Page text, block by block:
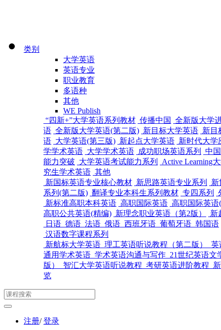
类别
大学英语
英语专业
职业教育
多语种
其他
WE Publish
“四新+”大学英语系列教材 传播中国 全新版大学
语 全新版大学英语(第二版) 新目标大学英语 新目
语 大学英语(第三版) 新起点大学英语 新时代大学
学学术英语 大学学术英语 成功职场英语系列
中
能力突破 大学英语考试能力系列
Active Learning
究生学术英语 其他
新国标英语专业核心教材 新思路英语专业系列
新
系列(第二版) 翻译专业本科生系列教材 专四系列
新标准高职本科英语 高职国际英语 高职国际英语
高职公共英语(精编) 新理念职业英语（第2版）
新
日语 德语 法语 俄语 西班牙语 葡萄牙语 韩国语
汉语数字课程系列
新航标大学英语 理工英语听说教程（第二版）
英
通用学术英语 学术英语沟通与写作 21世纪英语文
版）
智汇大学英语听说教程 考研英语进阶教程
览
注册/登录